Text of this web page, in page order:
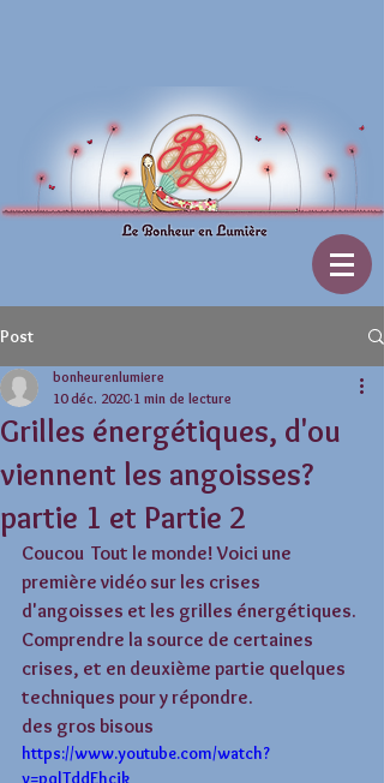
Post
Grilles énergétiques, d'ou
viennent les angoisses?
partie 1 et Partie 2
bonheurenlumiere
10 déc. 2020 1 min de lecture
Coucou  Tout le monde! Voici une
première vidéo sur les crises
d'angoisses et les grilles énergétiques.
Comprendre la source de certaines
crises, et en deuxième partie quelques
techniques pour y répondre.
des gros bisous
https://www.youtube.com/watch?
v=pqlTddEhcik